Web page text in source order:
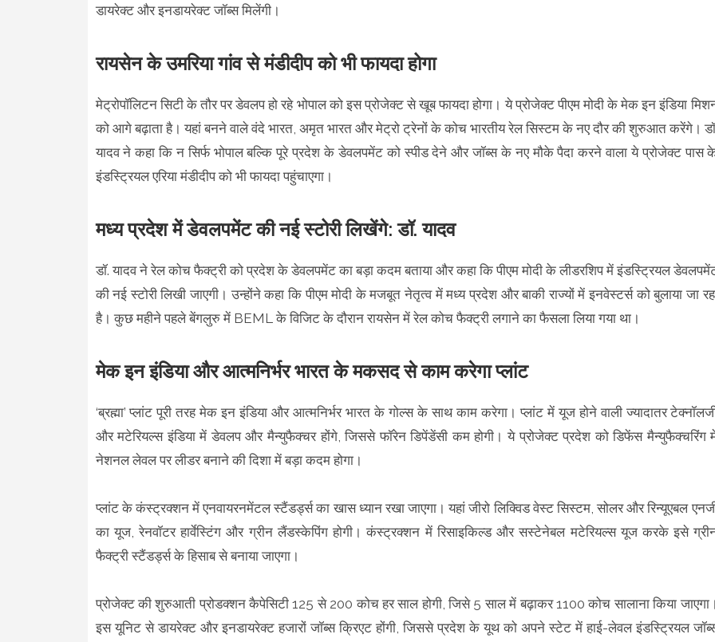
डायरेक्ट और इनडायरेक्ट जॉब्स मिलेंगी।
रायसेन के उमरिया गांव से मंडीदीप को भी फायदा होगा
मेट्रोपॉलिटन सिटी के तौर पर डेवलप हो रहे भोपाल को इस प्रोजेक्ट से खूब फायदा होगा। ये प्रोजेक्ट पीएम मोदी के मेक इन इंडिया
को आगे बढ़ाता है। यहां बनने वाले वंदे भारत, अमृत भारत और मेट्रो ट्रेनों के कोच भारतीय रेल सिस्टम के नए दौर की शुरुआत करेंगे।
यादव ने कहा कि न सिर्फ भोपाल बल्कि पूरे प्रदेश के डेवलपमेंट को स्पीड देने और जॉब्स के नए मौके पैदा करने वाला ये प्रोजेक्ट पास
इंडस्ट्रियल एरिया मंडीदीप को भी फायदा पहुंचाएगा।
मध्य प्रदेश में डेवलपमेंट की नई स्टोरी लिखेंगे: डॉ. यादव
डॉ. यादव ने रेल कोच फैक्ट्री को प्रदेश के डेवलपमेंट का बड़ा कदम बताया और कहा कि पीएम मोदी के लीडरशिप में इंडस्ट्रियल
की नई स्टोरी लिखी जाएगी। उन्होंने कहा कि पीएम मोदी के मजबूत नेतृत्व में मध्य प्रदेश और बाकी राज्यों में इनवेस्टर्स को बुलाया जा
है। कुछ महीने पहले बेंगलुरु में BEML के विजिट के दौरान रायसेन में रेल कोच फैक्ट्री लगाने का फैसला लिया गया था।
मेक इन इंडिया और आत्मनिर्भर भारत के मकसद से काम करेगा प्लांट
‘ब्रह्मा’ प्लांट पूरी तरह मेक इन इंडिया और आत्मनिर्भर भारत के गोल्स के साथ काम करेगा। प्लांट में यूज होने वाली ज्यादातर
और मटेरियल्स इंडिया में डेवलप और मैन्युफैक्चर होंगे, जिससे फॉरेन डिपेंडेंसी कम होगी। ये प्रोजेक्ट प्रदेश को डिफेंस मैन्युफैक्चरिंग
नेशनल लेवल पर लीडर बनाने की दिशा में बड़ा कदम होगा।
प्लांट के कंस्ट्रक्शन में एनवायरनमेंटल स्टैंडर्ड्स का खास ध्यान रखा जाएगा। यहां जीरो लिक्विड वेस्ट सिस्टम, सोलर और रिन्यूएबल
का यूज, रेनवॉटर हार्वेस्टिंग और ग्रीन लैंडस्केपिंग होगी। कंस्ट्रक्शन में रिसाइकिल्ड और सस्टेनेबल मटेरियल्स यूज करके इसे
फैक्ट्री स्टैंडर्ड्स के हिसाब से बनाया जाएगा।
प्रोजेक्ट की शुरुआती प्रोडक्शन कैपेसिटी 125 से 200 कोच हर साल होगी, जिसे 5 साल में बढ़ाकर 1100 कोच सालाना किया
इस यूनिट से डायरेक्ट और इनडायरेक्ट हजारों जॉब्स क्रिएट होंगी, जिससे प्रदेश के यूथ को अपने स्टेट में हाई-लेवल इंडस्ट्रियल